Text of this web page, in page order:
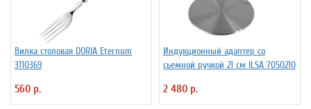
Вилка столовая DORIA Eternum
3110369
560 р.
Индукционный адаптер со
сьемной ручкой 21 см ILSA 7050210
2 480 р.